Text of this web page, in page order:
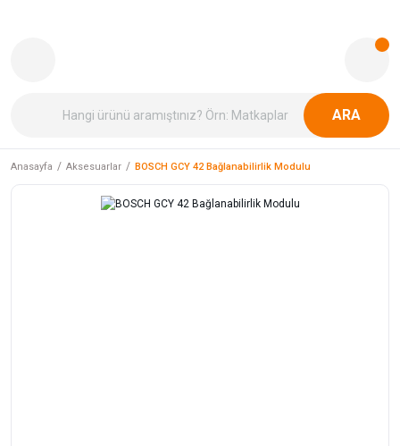
ARA
Anasayfa Aksesuarlar BOSCH GCY 42 Bağlanabilirlik Modulu